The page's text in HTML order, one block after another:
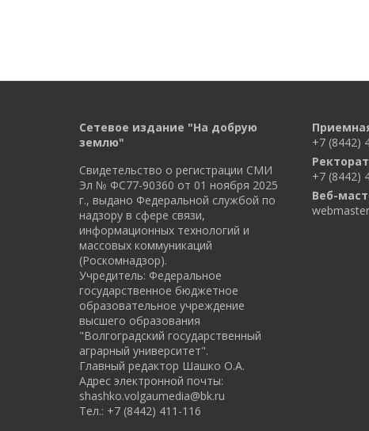
Сетевое издание "На добрую
землю"
Свидетельство о регистрации СМИ
Эл № ФС77-90360 от 01 ноября 2025
г., выдано Федеральной службой по
надзору в сфере связи,
информационных технологий и
массовых коммуникаций
(Роскомнадзор).
Учредитель: Федеральное
государственное бюджетное
образовательное учреждение
высшего образования
"Волгоградский государственный
аграрный университет".
Главный редактор Шашко О.А.
Адрес электронной почты:
shashko.volgaumedia@bk.ru
Тел.: +7 (8442) 411-116
+7 (8442)
Ректорат
+7 (8442)
Веб-